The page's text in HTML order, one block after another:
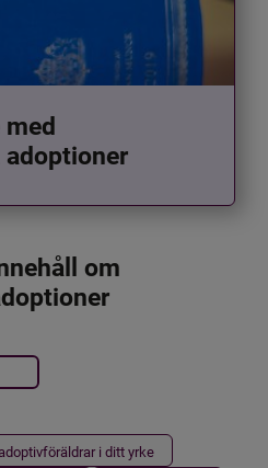
med
om
automatiskt
i ditt yrke